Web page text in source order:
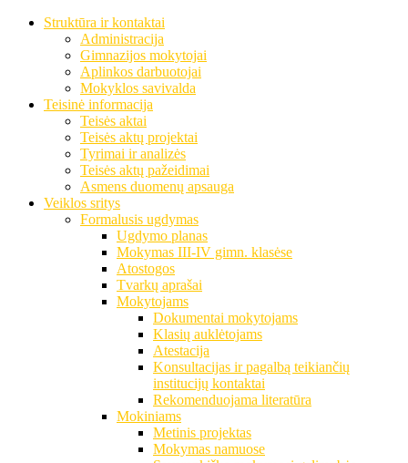
Struktūra ir kontaktai
Administracija
Gimnazijos mokytojai
Aplinkos darbuotojai
Mokyklos savivalda
Teisinė informacija
Teisės aktai
Teisės aktų projektai
Tyrimai ir analizės
Teisės aktų pažeidimai
Asmens duomenų apsauga
Veiklos sritys
Formalusis ugdymas
Ugdymo planas
Mokymas III-IV gimn. klasėse
Atostogos
Tvarkų aprašai
Mokytojams
Dokumentai mokytojams
Klasių auklėtojams
Atestacija
Konsultacijas ir pagalbą teikiančių
institucijų kontaktai
Rekomenduojama literatūra
Mokiniams
Metinis projektas
Mokymas namuose